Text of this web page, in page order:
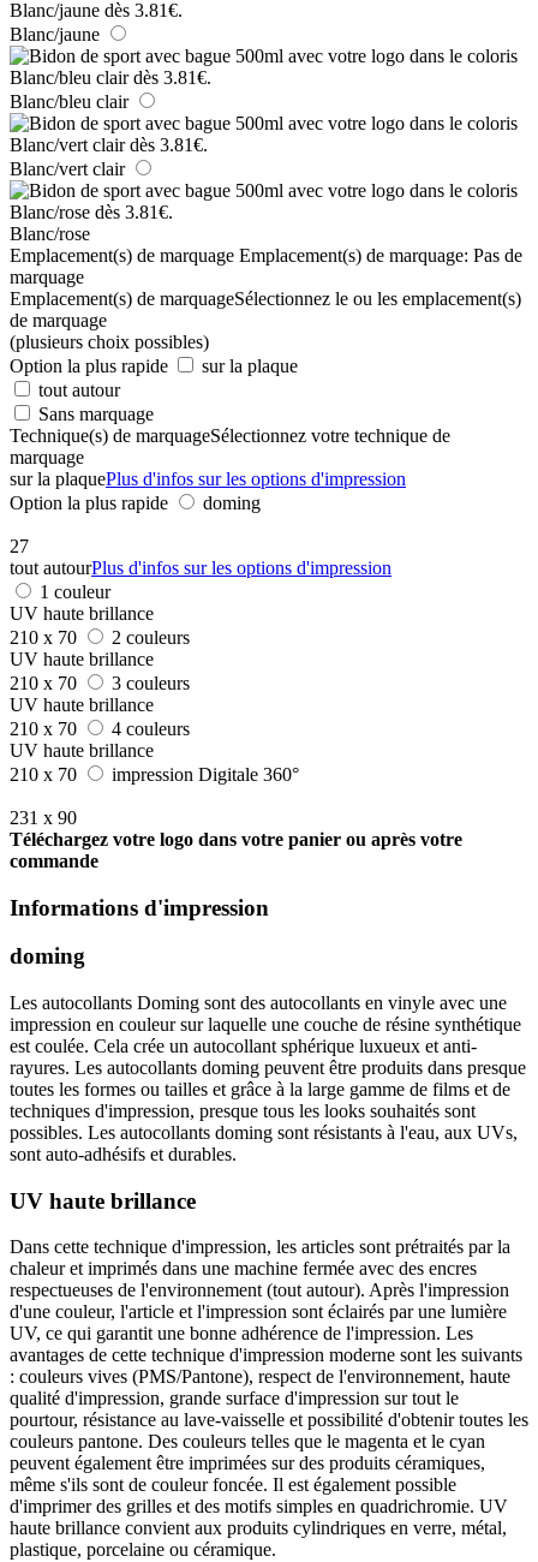
Blanc/jaune
Blanc/bleu clair
Blanc/vert clair
Blanc/rose
Emplacement(s) de marquage Emplacement(s) de marquage: Pas de
marquage
Emplacement(s) de marquageSélectionnez le ou les emplacement(s)
de marquage
(plusieurs choix possibles)
Option la plus rapide
sur la plaque
tout autour
Sans marquage
Technique(s) de marquageSélectionnez votre technique de
marquage
sur la plaquePlus d'infos sur les options d'impression
Option la plus rapide
doming
27
tout autourPlus d'infos sur les options d'impression
1 couleur
UV haute brillance
210 x 70
2 couleurs
UV haute brillance
210 x 70
3 couleurs
UV haute brillance
210 x 70
4 couleurs
UV haute brillance
210 x 70
impression Digitale 360°
231 x 90
Téléchargez votre logo dans votre panier ou après votre
commande
Informations d'impression
doming
Les autocollants Doming sont des autocollants en vinyle avec une
impression en couleur sur laquelle une couche de résine synthétique
est coulée. Cela crée un autocollant sphérique luxueux et anti-
rayures. Les autocollants doming peuvent être produits dans presque
toutes les formes ou tailles et grâce à la large gamme de films et de
techniques d'impression, presque tous les looks souhaités sont
possibles. Les autocollants doming sont résistants à l'eau, aux UVs,
sont auto-adhésifs et durables.
UV haute brillance
Dans cette technique d'impression, les articles sont prétraités par la
chaleur et imprimés dans une machine fermée avec des encres
respectueuses de l'environnement (tout autour). Après l'impression
d'une couleur, l'article et l'impression sont éclairés par une lumière
UV, ce qui garantit une bonne adhérence de l'impression. Les
avantages de cette technique d'impression moderne sont les suivants
: couleurs vives (PMS/Pantone), respect de l'environnement, haute
qualité d'impression, grande surface d'impression sur tout le
pourtour, résistance au lave-vaisselle et possibilité d'obtenir toutes les
couleurs pantone. Des couleurs telles que le magenta et le cyan
peuvent également être imprimées sur des produits céramiques,
même s'ils sont de couleur foncée. Il est également possible
d'imprimer des grilles et des motifs simples en quadrichromie. UV
haute brillance convient aux produits cylindriques en verre, métal,
plastique, porcelaine ou céramique.